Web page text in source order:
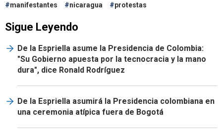
manifestantes
nicaragua protestas
Sigue Leyendo
De la Espriella asume la Presidencia de Colombia:
"Su Gobierno apuesta por la tecnocracia y la mano
dura", dice Ronald Rodríguez
De la Espriella asumirá la Presidencia colombiana en
una ceremonia atípica fuera de Bogotá